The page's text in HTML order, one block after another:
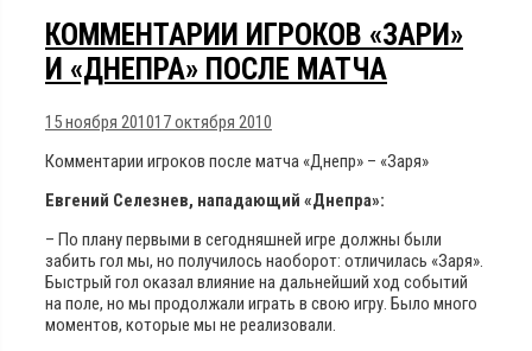
КОММЕНТАРИИ ИГРОКОВ «ЗАРИ»
И «ДНЕПРА» ПОСЛЕ МАТЧА
15 ноября 201017 октября 2010
Комментарии игроков после матча «Днепр» – «Заря»
Евгений Селезнев, нападающий «Днепра»:
– По плану первыми в сегодняшней игре должны были
забить гол мы, но получилось наоборот: отличилась «Заря».
Быстрый гол оказал влияние на дальнейший ход событий
на поле, но мы продолжали играть в свою игру. Было много
моментов, которые мы не реализовали.